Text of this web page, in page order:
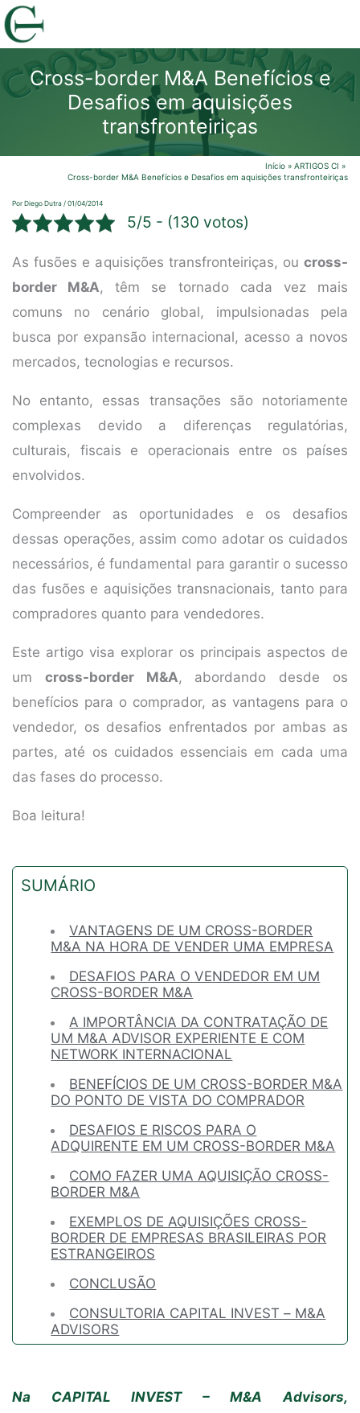
Ir
para
conteúdoCross-border M&A Benefícios e
Desafios em aquisições
transfronteiriças
Início
ARTIGOS CI
Cross-border M&A Benefícios e Desafios em aquisições transfronteiriças
Por Diego Dutra / 01/04/2014
5/5 - (130 votos)
As fusões e aquisições transfronteiriças, ou cross-
border M&A, têm se tornado cada vez mais
comuns no cenário global, impulsionadas pela
busca por expansão internacional, acesso a novos
mercados, tecnologias e recursos.
No entanto, essas transações são notoriamente
complexas devido a diferenças regulatórias,
culturais, fiscais e operacionais entre os países
envolvidos.
Compreender as oportunidades e os desafios
dessas operações, assim como adotar os cuidados
necessários, é fundamental para garantir o sucesso
das fusões e aquisições transnacionais, tanto para
compradores quanto para vendedores.
Este artigo visa explorar os principais aspectos de
um cross-border M&A, abordando desde os
benefícios para o comprador, as vantagens para o
vendedor, os desafios enfrentados por ambas as
partes, até os cuidados essenciais em cada uma
das fases do processo.
Boa leitura!
SUMÁRIO
VANTAGENS DE UM CROSS-BORDER
M&A NA HORA DE VENDER UMA EMPRESA
DESAFIOS PARA O VENDEDOR EM UM
CROSS-BORDER M&A
A IMPORTÂNCIA DA CONTRATAÇÃO DE
UM M&A ADVISOR EXPERIENTE E COM
NETWORK INTERNACIONAL
BENEFÍCIOS DE UM CROSS-BORDER M&A
DO PONTO DE VISTA DO COMPRADOR
DESAFIOS E RISCOS PARA O
ADQUIRENTE EM UM CROSS-BORDER M&A
COMO FAZER UMA AQUISIÇÃO CROSS-
BORDER M&A
EXEMPLOS DE AQUISIÇÕES CROSS-
BORDER DE EMPRESAS BRASILEIRAS POR
ESTRANGEIROS
CONCLUSÃO
CONSULTORIA CAPITAL INVEST – M&A
ADVISORS
Na CAPITAL INVEST – M&A Advisors,